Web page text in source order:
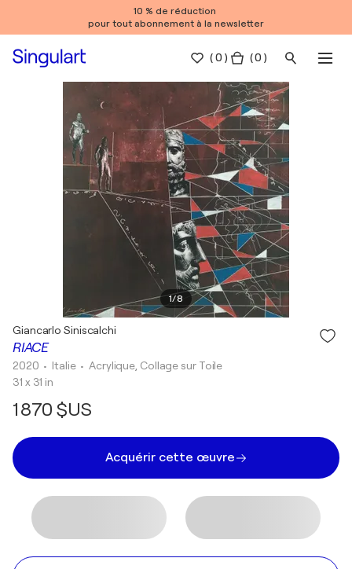
10 % de réduction
pour tout abonnement à la newsletter
(0 ) ( 0 )
1/8
RIACE
Giancarlo Siniscalchi
2020 • Italie •Acrylique, Collage sur Toile
31 x 31 in
1 870 $US
Acquérir cette œuvre